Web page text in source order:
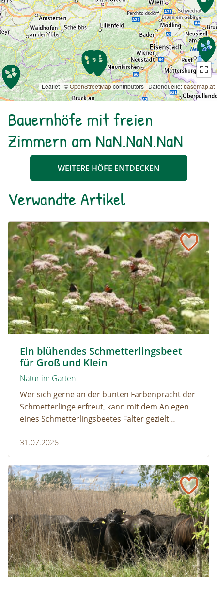
Leaflet | ©OpenStreetMapcontributors | Datenquelle:basemap.at
Bauernhöfe mit freien
Zimmern am NaN.NaN.NaN
WEITERE HÖFE ENTDECKEN
Verwandte Artikel
Ein blühendes Schmetterlingsbeet
für Groß und Klein
Natur im Garten
Wer sich gerne an der bunten Farbenpracht der
Schmetterlinge erfreut, kann mit dem Anlegen
eines Schmetterlingsbeetes Falter gezielt
dürfen ausreichend mitgedacht werden. Denn
ohne Raupen gibt es keine schönen
Schmetterlinge!
31.07.2026
Ein blühendes Schmetterlingsbeet für Groß und Klein
Naturmagazin: Die Rückkehr der Big Five im Weinviertel
Die Rückkehr der Big Five im Weinviertel